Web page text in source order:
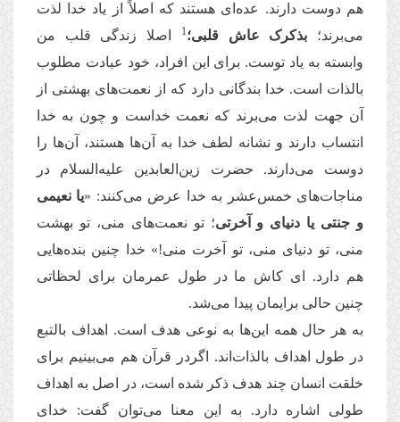
هم دوست دارند. عده‌ای هستند که اصلاً از یاد خدا لذت
می‌برند؛ بذکرک عاش قلبی؛1
اصلا زندگی قلب من
وابسته به یاد توست. برای این افراد، خود عبادت مطلوب
بالذات است. خدا بندگانی دارد که از نعمت‌های بهشتی از
آن جهت لذت می‌برند که نعمت خداست و چون به خدا
انتساب دارند و نشانه لطف خدا به آن‌ها هستند، آن‌ها را
دوست می‌دارند. حضرت زین‌العابدین علیه‌السلام در
مناجات‌های خمس‌عشر به خدا عرض می‌کنند: «یا نعیمی
و جنتی یا دنیای و آخرتی؛ تو نعمت‌های منی، تو بهشت
منی،‌ تو دنیای منی، تو آخرت منی!» خدا چنین بنده‌هایی
هم دارد. ای کاش ما در طول عمرمان برای لحظاتی
چنین حالی برایمان پیدا می‌شد.
به هر حال همه این‌ها به نوعی هدف است. اهداف بالتبع
در طول اهداف بالذات‌اند. اگردر قرآن هم می‌بینیم برای
خلقت انسان چند هدف ذکر شده است، در اصل به اهداف
طولی اشاره دارد. به این معنا می‌توان گفت: خدای